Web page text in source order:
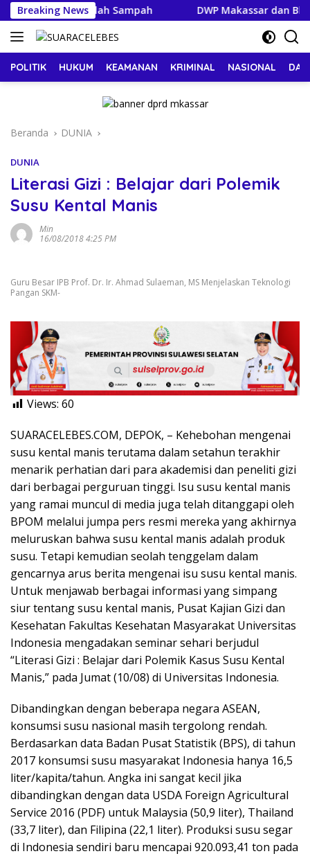
Langsung
ke
konten
Breaking News
Pilah Sampah DWP Makassar dan
POLITIK HUKUM KEAMANAN KRIMINAL NASIONAL
Beranda DUNIA
DUNIA
Literasi Gizi : Belajar dari Polemik
Susu Kental Manis
Min
16/08/2018 4:25 PM
Guru Besar IPB Prof. Dr. Ir. Ahmad Sulaeman, MS Menjelaskan Teknologi
Pangan SKM-
Views: 60
SUARACELEBES.COM, DEPOK, – Kehebohan mengenai
susu kental manis terutama dalam setahun terakhir
menarik perhatian dari para akademisi dan peneliti gizi
dari berbagai perguruan tinggi. Isu susu kental manis
yang ramai muncul di media juga telah ditanggapi oleh
BPOM melalui jumpa pers resmi mereka yang akhirnya
meluruskan bahwa susu kental manis adalah produk
susu. Tetapi kemudian seolah tenggelam dalam
gencarnya arus berita mengenai isu susu kental manis.
Untuk menjawab berbagai informasi yang simpang
siur tentang susu kental manis, Pusat Kajian Gizi dan
Kesehatan Fakultas Kesehatan Masyarakat Universitas
Indonesia mengadakan seminar sehari berjudul
“Literasi Gizi : Belajar dari Polemik Kasus Susu Kental
Manis,” pada Jumat (10/08) di Universitas Indonesia.
Dibandingkan dengan beberapa negara ASEAN,
konsumsi susu nasional masih tergolong rendah.
Berdasarkan data Badan Pusat Statistik (BPS), di tahun
2017 konsumsi susu masyarakat Indonesia hanya 16,5
liter/kapita/tahun. Angka ini sangat kecil jika
dibandingkan dengan data USDA Foreign Agricultural
Service 2016 (PDF) untuk Malaysia (50,9 liter), Thailand
(33,7 liter), dan Filipina (22,1 liter). Produksi susu segar
di Indonesia sendiri baru mencapai 920.093,41 ton pada